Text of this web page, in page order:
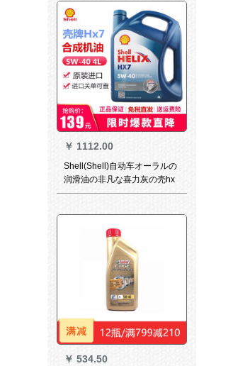
テー+エニック・エニック・フ
ィールF 02
￥ 1112.00
Shell(Shell)自动车オーラルの
润滑油の非凡な喜力灰の壳hx
8全合成ブルシーザー7黄色シ
ベルト半合成hX 7 W-40 L
￥ 534.50